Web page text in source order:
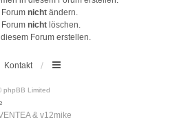
nicht ändern.
nicht löschen.
Forum erstellen.
Kontakt
phpBB Limited
& v12mike